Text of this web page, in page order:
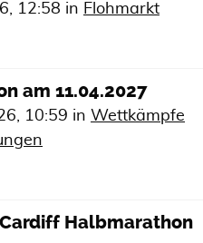
12:58 in Flohmarkt
am 11.04.2027
10:59 in Wettkämpfe
Halbmarathon